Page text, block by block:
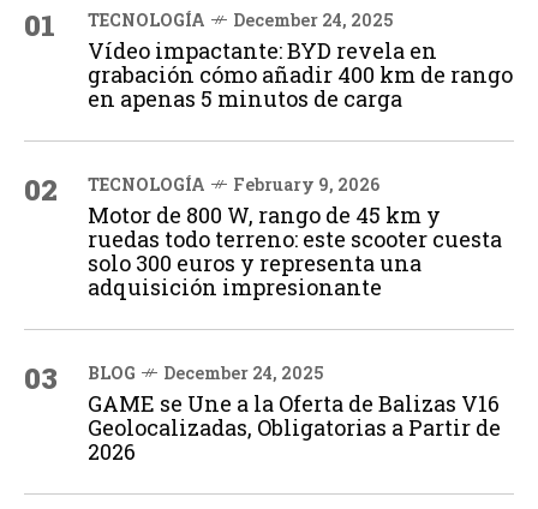
01 TECNOLOGÍA December 24, 2025
Vídeo impactante: BYD revela en
grabación cómo añadir 400 km de rango
en apenas 5 minutos de carga
02 TECNOLOGÍA February 9, 2026
Motor de 800 W, rango de 45 km y
ruedas todo terreno: este scooter cuesta
solo 300 euros y representa una
adquisición impresionante
03 BLOG December 24, 2025
GAME se Une a la Oferta de Balizas V16
Geolocalizadas, Obligatorias a Partir de
2026